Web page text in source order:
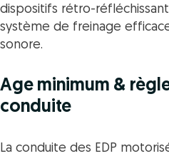
dispositifs rétro-
système de freinage
sonore.
Age minimum &
conduite
La conduite des EDP